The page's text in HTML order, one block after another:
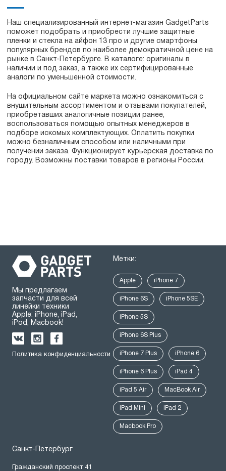
Наш специализированный интернет-магазин GadgetParts
поможет подобрать и приобрести лучшие защитные
пленки и стекла на айфон 13 про и другие смартфоны
популярных брендов по наиболее демократичной цене на
рынке в Санкт-Петербурге. В каталоге: оригиналы в
наличии и под заказ, а также их сертифицированные
аналоги по уменьшенной стоимости.
На официальном сайте маркета можно ознакомиться с
внушительным ассортиментом и отзывами покупателей,
приобретавших аналогичные позиции ранее,
воспользоваться помощью опытных менеджеров в
подборе искомых комплектующих. Оплатить покупки
можно безналичным способом или наличными при
получении заказа. Функционирует курьерская доставка по
городу. Возможны поставки товаров в регионы России.
Мы предлагаем
запчасти для всей
линейки техники
Apple: iPhone, iPad,
iPod, Macbook!
Политика конфиденциальности
Метки:
Apple iPhone 7
iPhone 6S iPhone 5SE
iPhone 5S
iPhone 6S Plus
iPhone 7 Plus iPhone 6
iPhone 6 Plus iPad 4
iPad 5 Air MacBook Air
iPad Mini iPad 2
Macbook Pro
Санкт-Петербург
Гражданский проспект 41